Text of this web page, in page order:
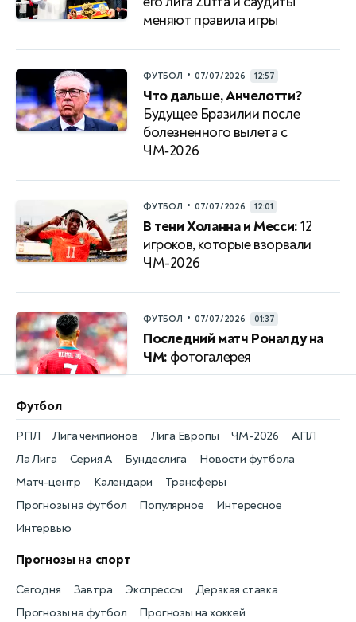
меняют правила игры
ФУТБОЛ • 07/07/2026 12:57
Что дальше, Анчелотти?
Будущее Бразилии после
болезненного вылета с
ЧМ‑2026
ФУТБОЛ • 07/07/2026 12:01
В тени Холанна и Месси:12
игроков, которые взорвали
ЧМ-2026
ФУТБОЛ • 07/07/2026 01:37
Последний матч Роналду на
ЧМ: фотогалерея
Футбол
Новости футбола
РПЛ
Матч-центр
Лига чемпионов
Календари
Лига Европы
Трансферы
ЧМ-2026
Прогнозы на футбол
АПЛ
Популярное
Ла Лига
Интересное
Серия А
Интервью
Бундеслига
Прогнозы на спорт
Прогнозы на футбол
Сегодня
Прогнозы на хоккей
Завтра Экспрессы Дерзкая ставка